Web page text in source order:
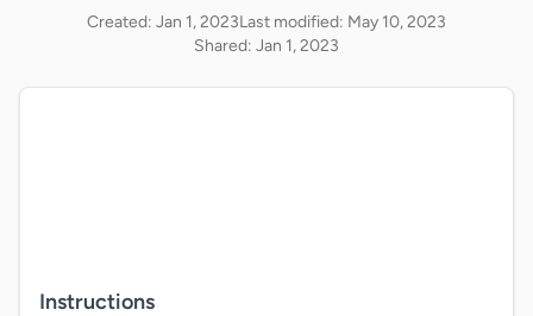
Created: Jan 1, 2023Last modified: May 10, 2023
Shared: Jan 1, 2023
Instructions